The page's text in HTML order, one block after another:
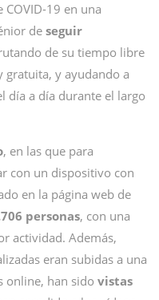
19 en una
de seguir
de su tiempo libre
gratuita, y ayudando a
día a día durante el largo
, en las que para
con un dispositivo con
en la página web de
personas, con una
actividad. Además,
eran subidas a una
online, han sido vistas